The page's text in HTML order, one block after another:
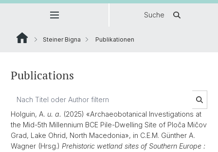
Suche
Steiner Bigna Publikationen
Publications
Holguin, A. u. a. (2025) «Archaeobotanical Investigations at
the Mid-5th Millennium BCE Pile-Dwelling Site of Ploča Mičov
Grad, Lake Ohrid, North Macedonia», in C.E.M. Günther A.
Wagner (Hrsg.) Prehistoric wetland sites of Southern Europe :